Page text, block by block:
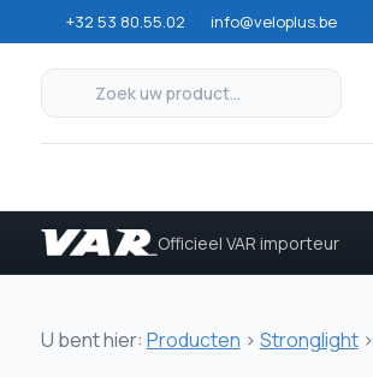
+32 53 80.55.02 info@veloplus.be
Officieel VAR importeur
U bent hier: Producten > Stronglight>